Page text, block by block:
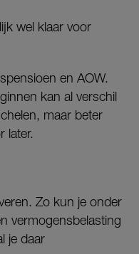
wel klaar voor
en AOW.
kan al verschil
maar beter
later.
Zo kun je onder
vermogensbelasting
je daar